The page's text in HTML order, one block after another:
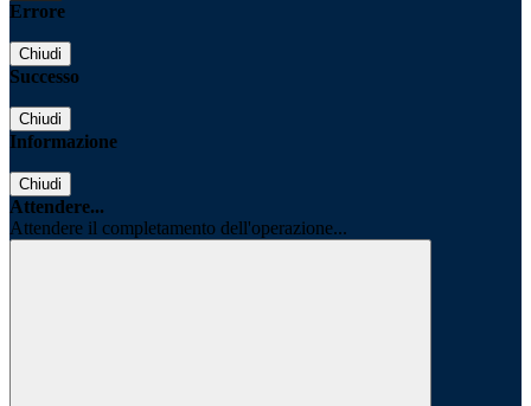
Errore
Chiudi
Successo
Chiudi
Informazione
Chiudi
Attendere...
Attendere il completamento dell'operazione...